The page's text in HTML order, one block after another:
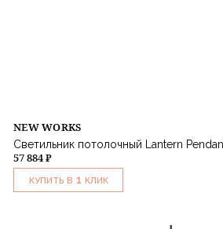
NEW WORKS
Светильник потолочный Lantern
57 884 ₽
КУПИТЬ В 1 КЛИК